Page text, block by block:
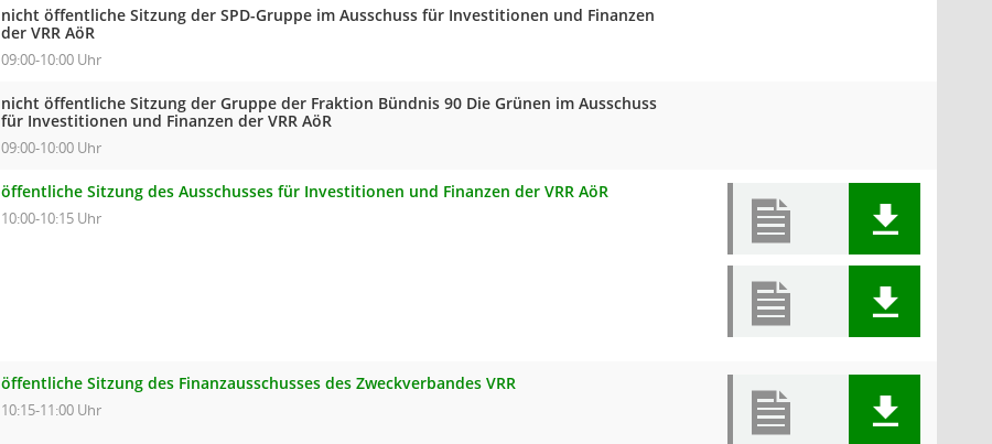
nicht öffentliche Sitzung der SPD-Gruppe im Ausschuss für Investitionen und Finanzen
der VRR AöR
09:00-10:00 Uhr
nicht öffentliche Sitzung der Gruppe der Fraktion Bündnis 90 Die Grünen im Ausschuss
für Investitionen und Finanzen der VRR AöR
09:00-10:00 Uhr
öffentliche Sitzung des Ausschusses für Investitionen und Finanzen der VRR AöR
10:00-10:15 Uhr
öffentliche Sitzung des Finanzausschusses des Zweckverbandes VRR
10:15-11:00 Uhr